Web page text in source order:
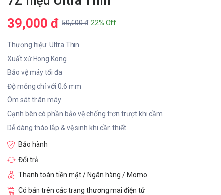
39,000 đ 50,000 đ 22% Off
Thương hiệu: Ultra Thin
Xuất xứ Hong Kong
Bảo vệ máy tối đa
Độ mỏng chỉ với 0.6 mm
Ôm sát thân máy
Cạnh bên có phần bảo vệ chống trơn trượt khi cầm
Dễ dàng tháo lắp & vệ sinh khi cần thiết.
Bảo hành
Đổi trả
Thanh toàn tiền mặt / Ngân hàng / Momo
Có bán trên các trang thương mai điện tử